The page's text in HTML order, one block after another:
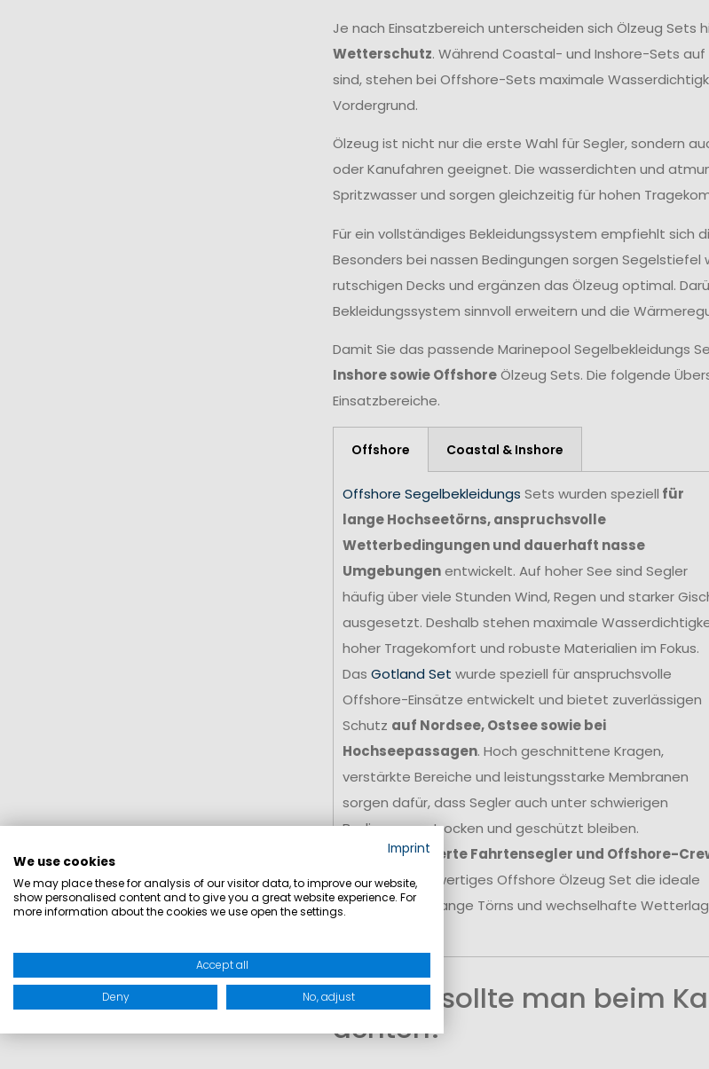
Je nach Einsatzbereich unterscheiden sich Ölzeug Sets
Wetterschutz. Während Coastal- und Inshore-Sets
sind, stehen bei Offshore-Sets maximale
Vordergrund.
Ölzeug ist nicht nur die erste Wahl für Segler, sondern
oder Kanufahren geeignet. Die wasserdichten und
Spritzwasser und sorgen gleichzeitig für hohen
Für ein vollständiges Bekleidungssystem empfiehlt sich
Besonders bei nassen Bedingungen sorgen Segelstiefel
rutschigen Decks und ergänzen das Ölzeug optimal.
Bekleidungssystem sinnvoll erweitern und die
Damit Sie das passende Marinepool Segelbekleidungs
Inshore sowie OffshoreÖlzeug Sets. Die folgende
Einsatzbereiche.
Offshore Coastal & Inshore
Offshore Segelbekleidungs Sets wurden speziell für
lange Hochseetörns, anspruchsvolle
Wetterbedingungen und dauerhaft nasse
Umgebungenentwickelt. Auf hoher See sind Segler
häufig über viele Stunden Wind, Regen und starker
ausgesetzt. Deshalb stehen maximale
hoher Tragekomfort und robuste Materialien im Fokus.
Das Gotland Set wurde speziell für anspruchsvolle
Offshore-Einsätze entwickelt und bietet zuverlässigen
Schutz auf Nordsee, Ostsee sowie bei
Hochseepassagen. Hoch geschnittene Kragen,
verstärkte Bereiche und leistungsstarke Membranen
sorgen dafür, dass Segler auch unter schwierigen
Bedingungen trocken und geschützt bleiben.
Für ambitionierte Fahrtensegler und Offshore-
stellt ein hochwertiges Offshore Ölzeug Set die ideale
Grundlage für lange Törns und wechselhafte
Worauf sollte man beim
achten?
Imprint
We use cookies
We may place these for analysis of our visitor data, to improve our website,
show personalised content and to give you a great website experience. For
more information about the cookies we use open the settings.
Accept all
Deny No, adjust